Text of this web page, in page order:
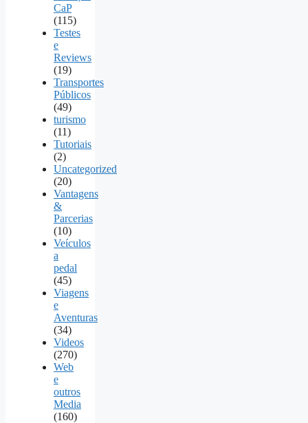
CaP
(115)
Testes
e
Reviews
(19)
Transportes
Públicos
(49)
turismo
(11)
Tutoriais
(2)
Uncategorized
(20)
Vantagens
&
Parcerias
(10)
Veículos
a
pedal
(45)
Viagens
e
Aventuras
(34)
Videos
(270)
Web
e
outros
Media
(160)